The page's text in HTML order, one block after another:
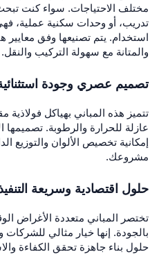
مختلف الاحتياجات. سواء كنت
تدريب، أو وحدات سكنية عملية،
استخدام. يتم تصنيعها وفق
والمتانة مع سهولة التركيب والنقل.
تصميم عصري وجودة
تتميز هذه المباني بهياكل فولاذية
عازلة للحرارة والرطوبة.
إمكانية تخصيص الألوان والتوزيع
مشروعك.
حلول اقتصادية وسريعة
تختصر المباني متعددة الأغراض
بالجودة. إنها خيار مثالي
حلول بناء جاهزة تحقق الكفاءة